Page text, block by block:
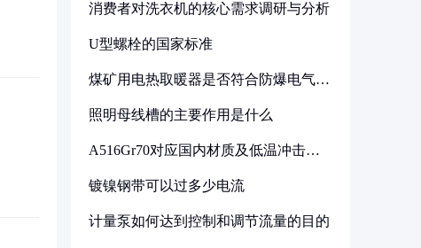
消费者对洗衣机的核心需求调研与分析
U型螺栓的国家标准
煤矿用电热取暖器是否符合防爆电气设
照明母线槽的主要作用是什么
A516Gr70对应国内材质及低温冲击要
镀镍钢带可以过多少电流
计量泵如何达到控制和调节流量的目的